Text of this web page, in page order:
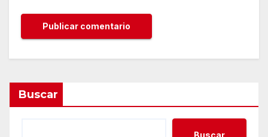
Buscar
Buscar